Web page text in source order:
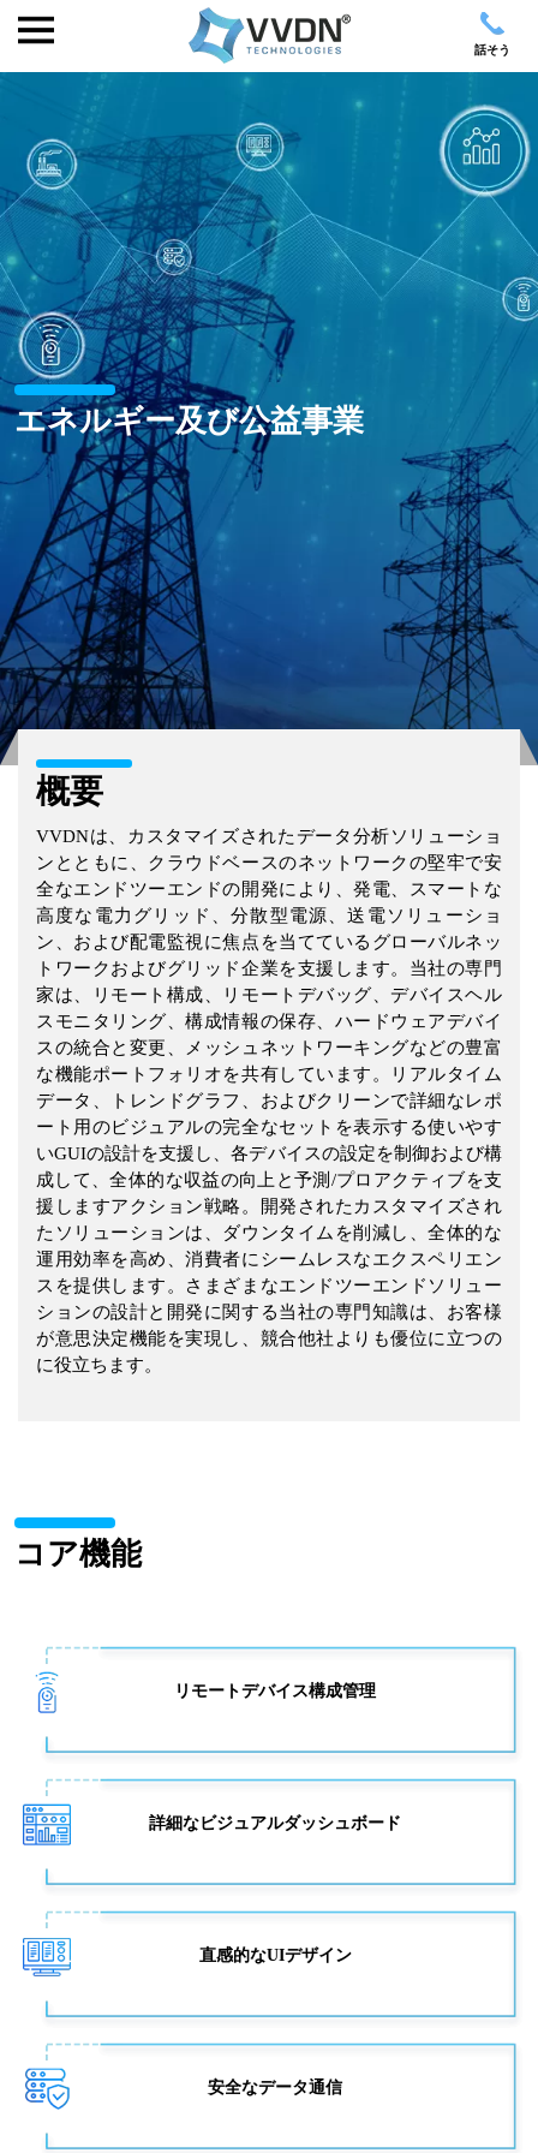
話そう
エネルギー及び公益事業
概要
VVDNは、カスタマイズされたデータ分析ソリューショ
ンとともに、クラウドベースのネットワークの堅牢で安
全なエンドツーエンドの開発により、発電、スマートな
高度な電力グリッド、分散型電源、送電ソリューショ
ン、および配電監視に焦点を当てているグローバルネッ
トワークおよびグリッド企業を支援します。当社の専門
家は、リモート構成、リモートデバッグ、デバイスヘル
スモニタリング、構成情報の保存、ハードウェアデバイ
スの統合と変更、メッシュネットワーキングなどの豊富
な機能ポートフォリオを共有しています。リアルタイム
データ、トレンドグラフ、およびクリーンで詳細なレポ
ート用のビジュアルの完全なセットを表示する使いやす
いGUIの設計を支援し、各デバイスの設定を制御および構
成して、全体的な収益の向上と予測/プロアクティブを支
援しますアクション戦略。開発されたカスタマイズされ
たソリューションは、ダウンタイムを削減し、全体的な
運用効率を高め、消費者にシームレスなエクスペリエン
スを提供します。さまざまなエンドツーエンドソリュー
ションの設計と開発に関する当社の専門知識は、お客様
が意思決定機能を実現し、競合他社よりも優位に立つの
に役立ちます。
コア機能
リモートデバイス構成管理
詳細なビジュアルダッシュボード
直感的なUIデザイン
安全なデータ通信